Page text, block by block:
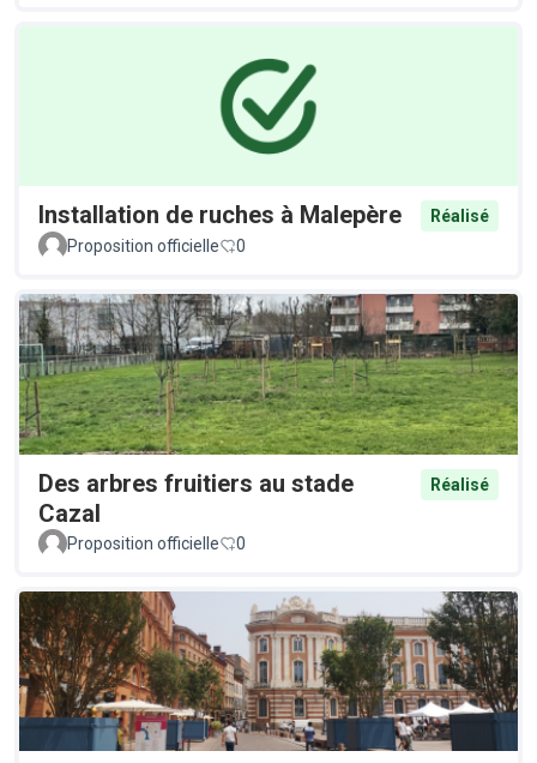
Installation de ruches à Malepère
Réalisé
Proposition officielle
0
Des arbres fruitiers au stade
Cazal
Réalisé
Proposition officielle 0